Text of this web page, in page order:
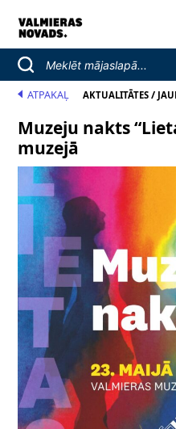
ATPAKAĻ AKTUALITĀTES/
Muzeju nakts
muzejā